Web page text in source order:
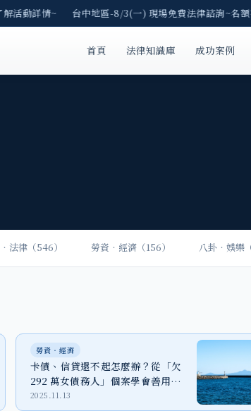
動詳情~ 台中地區-8/3(一) 現場免費法律諮詢~名
首頁 法律知識庫 成功案例
法律（546） 勞資‧經濟（156） 八卦‧娛樂
勞資‧經濟
卡債、信貸還不起怎麼辦？從「欠
292 萬女債務人」個案學會善用消
債條例
2025.11.13